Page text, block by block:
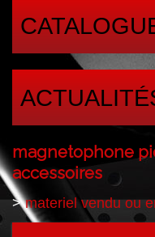
magnetophone
accessoires
>materiel vendu ou